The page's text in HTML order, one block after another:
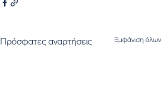
Πρόσφατες αναρτήσεις Εμφάνιση όλων